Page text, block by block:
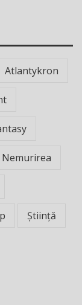
Atlantykron
Nemurirea
Știință